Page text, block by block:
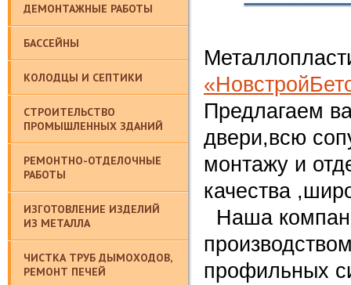
ДЕМОНТАЖНЫЕ РАБОТЫ
БАССЕЙНЫ
КОЛОДЦЫ И СЕПТИКИ
СТРОИТЕЛЬСТВО
ПРОМЫШЛЕННЫХ ЗДАНИЙ
РЕМОНТНО-ОТДЕЛОЧНЫЕ
РАБОТЫ
ИЗГОТОВЛЕНИЕ ИЗДЕЛИЙ
ИЗ МЕТАЛЛА
ЧИСТКА ТРУБ ДЫМОХОДОВ,
РЕМОНТ ПЕЧЕЙ
Предлагаем
двери,всю
монтажу и
качества
Наша
профильных